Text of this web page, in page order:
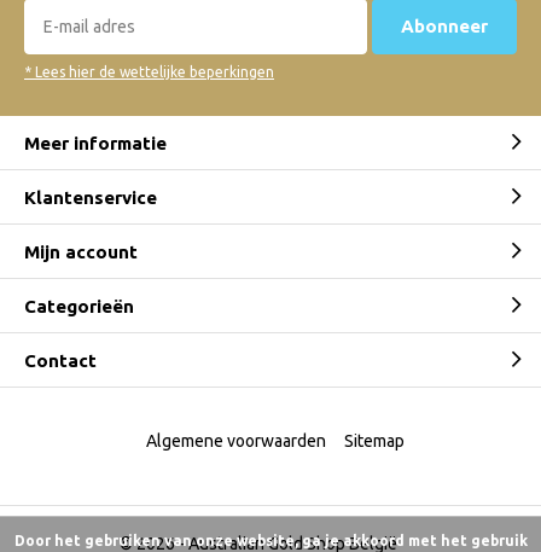
Abonneer
* Lees hier de wettelijke beperkingen
Meer informatie
Klantenservice
Mijn account
Categorieën
Contact
© 2026 -Australian Gold Shop België
Algemene voorwaarden Sitemap
Door het gebruiken van onze website, ga je akkoord met het gebruik